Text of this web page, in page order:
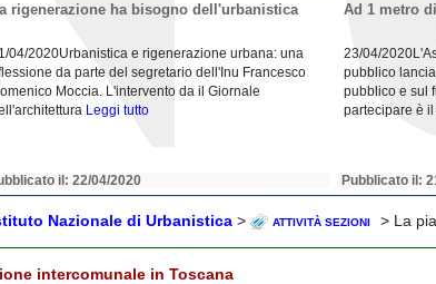
rigenerazione ha bisogno dell'urbanistica
04/2020Urbanistica e rigenerazione urbana: una
da parte del segretario dell'Inu Francesco
Moccia. L'intervento da il Giornale
Leggi tutto
il: 22/04/2020
Ad 1 metro
23/04/
pubblico
pubblico e sul
partecipare è il
Pubblicato il:
Nazionale di Urbanistica > ATTIVITÀ SEZIONI
> La
intercomunale in Toscana